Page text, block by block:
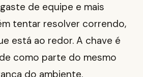
de equipe e mais
tentar resolver correndo,
está ao redor. A chave é
como parte do mesmo
do ambiente.